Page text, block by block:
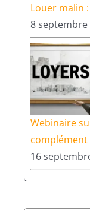
Louer malin
8 septembre
Webinaire
complément
16